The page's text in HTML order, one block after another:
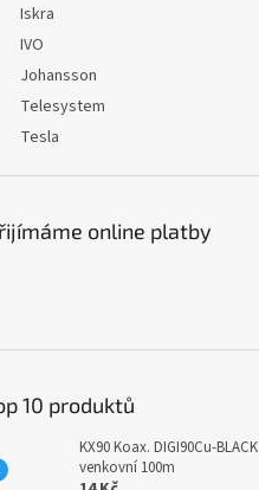
Iskra
IVO
Johansson
Telesystem
Tesla
online platby
10 produktů
KX90 Koax. DIGI90Cu-BLACK
venkovní 100m